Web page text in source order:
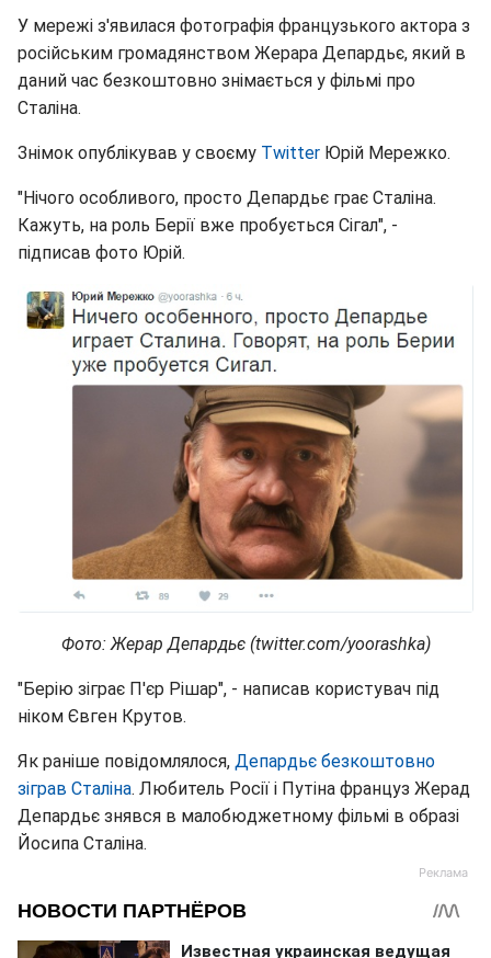
У мережі з'явилася фотографія французького актора з
російським громадянством Жерара Депардьє, який в
даний час безкоштовно знімається у фільмі про
Сталіна.
Знімок опублікував у своєму Twitter Юрій Мережко.
"Нічого особливого, просто Депардьє грає Сталіна.
Кажуть, на роль Берії вже пробується Сігал", -
підписав фото Юрій.
Фото: Жерар Депардьє (twitter.com/yoorashka)
"Берію зіграє П'єр Рішар", - написав користувач під
ніком Євген Крутов.
Як раніше повідомлялося, Депардьє безкоштовно
зіграв Сталіна. Любитель Росії і Путіна француз Жерад
Депардьє знявся в малобюджетному фільмі в образі
Йосипа Сталіна.